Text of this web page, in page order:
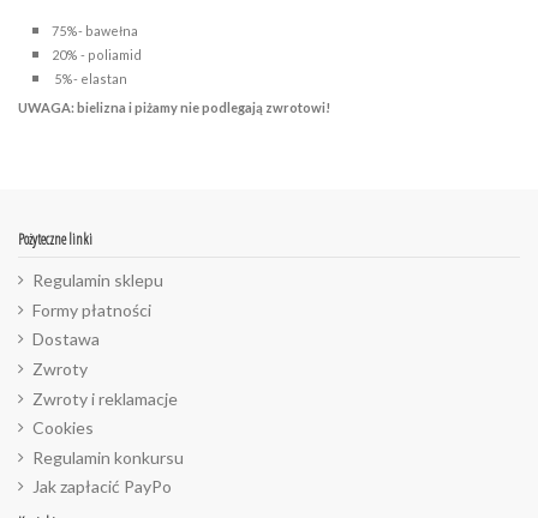
75%- bawełna
20% - poliamid
5%- elastan
UWAGA: bielizna i piżamy nie podlegają zwrotowi!
Pożyteczne linki
Regulamin sklepu
Formy płatności
Dostawa
Zwroty
Zwroty i reklamacje
Cookies
Regulamin konkursu
Jak zapłacić PayPo